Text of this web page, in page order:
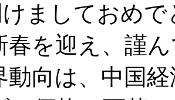
けましておめ
春を迎え、謹
動向は、中国